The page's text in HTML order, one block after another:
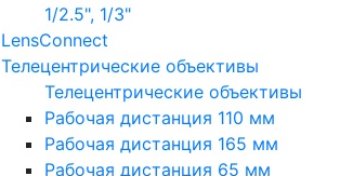
1/2.5", 1/3"
LensConnect
Телецентрические объективы
Телецентрические объективы
Рабочая дистанция 110 мм
Рабочая дистанция 165 мм
Рабочая дистанция 65 мм